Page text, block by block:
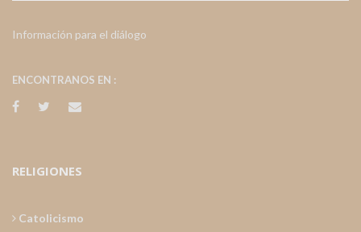
Información para el diálogo
ENCONTRANOS EN :
RELIGIONES
Catolicismo